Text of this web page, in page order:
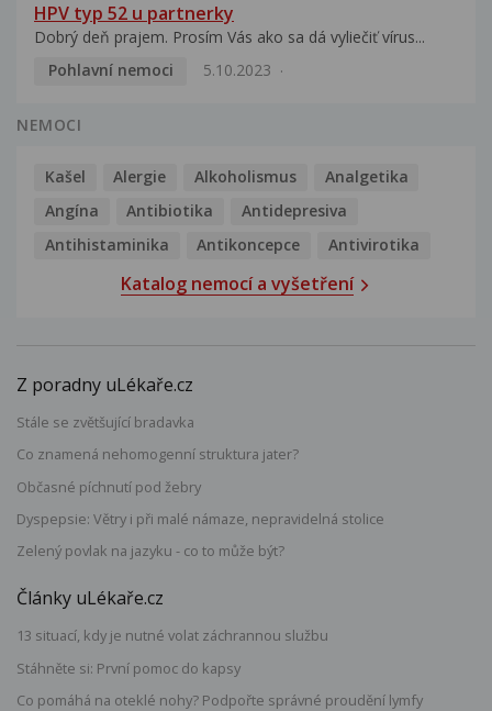
HPV typ 52 u partnerky
Dobrý deň prajem. Prosím Vás ako sa dá vyliečiť vírus...
Pohlavní nemoci
5.10.2023
NEMOCI
Kašel Alergie Alkoholismus
Analgetika
Angína
Antibiotika
Antidepresiva
Antihistaminika
Antikoncepce Antivirotika
Katalog nemocí a vyšetření
Z poradny uLékaře.cz
Stále se zvětšující bradavka
Co znamená nehomogenní struktura jater?
Občasné píchnutí pod žebry
Dyspepsie: Větry i při malé námaze, nepravidelná stolice
Zelený povlak na jazyku - co to může být?
Články uLékaře.cz
13 situací, kdy je nutné volat záchrannou službu
Stáhněte si: První pomoc do kapsy
Co pomáhá na oteklé nohy? Podpořte správné proudění lymfy